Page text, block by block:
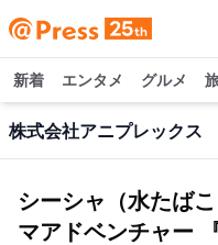
新着 エンタメ グルメ
株式会社アニプレックス
シーシャ（水たば
マアドベンチャー